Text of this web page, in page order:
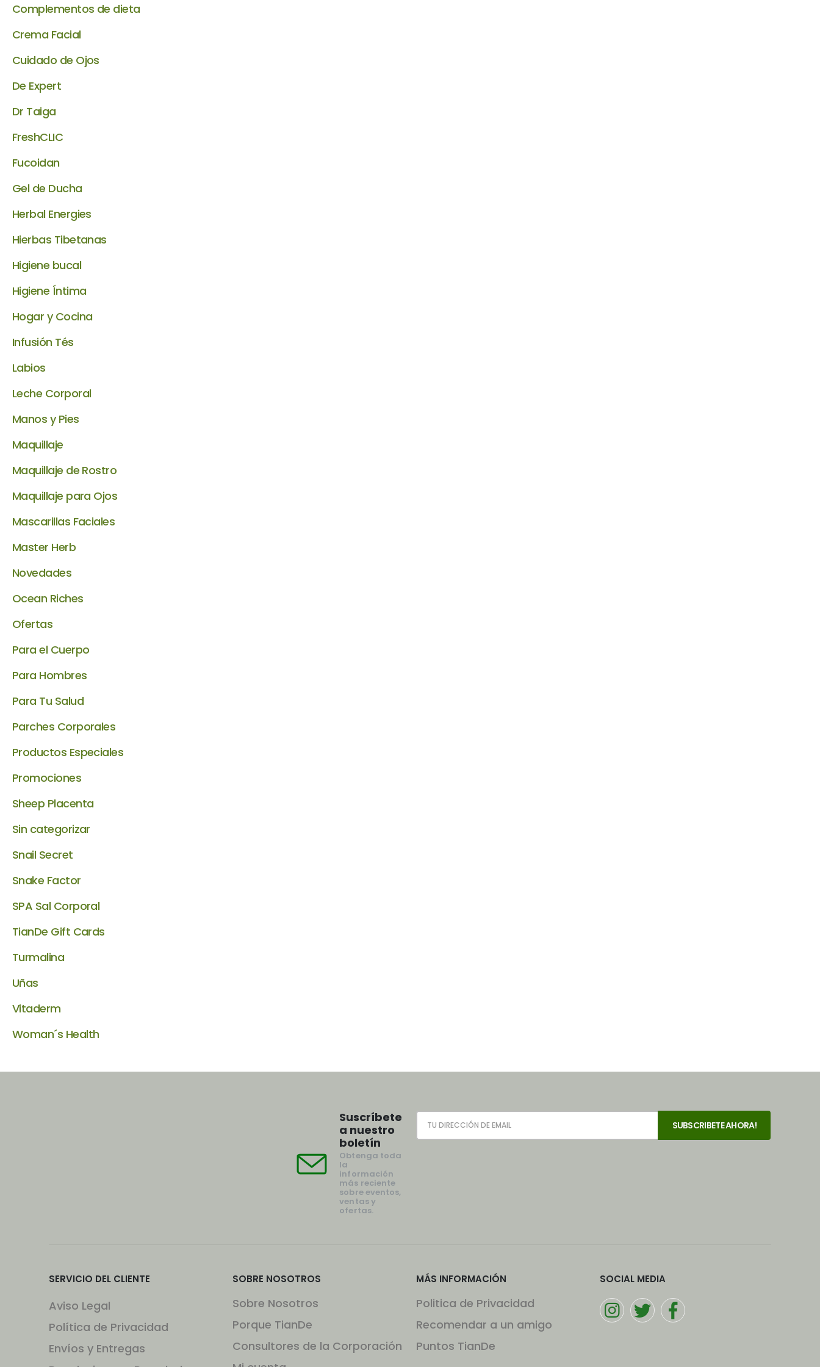
Complementos de dieta
Crema Facial
Cuidado de Ojos
De Expert
Dr Taiga
FreshCLIC
Fucoidan
Gel de Ducha
Herbal Energies
Hierbas Tibetanas
Higiene bucal
Higiene Íntima
Hogar y Cocina
Infusión Tés
Labios
Leche Corporal
Manos y Pies
Maquillaje
Maquillaje de Rostro
Maquillaje para Ojos
Mascarillas Faciales
Master Herb
Novedades
Ocean Riches
Ofertas
Para el Cuerpo
Para Hombres
Para Tu Salud
Parches Corporales
Productos Especiales
Promociones
Sheep Placenta
Sin categorizar
Snail Secret
Snake Factor
SPA Sal Corporal
TianDe Gift Cards
Turmalina
Uñas
Vitaderm
Woman´s Health
Suscríbete
a nuestro
boletín
Obtenga toda
la
información
más reciente
sobre eventos,
ventas y
ofertas.
SERVICIO DEL CLIENTE
Aviso Legal
Política de Privacidad
Envíos y Entregas
SOBRE NOSOTROS
Sobre Nosotros
Porque TianDe
Consultores de la Corporación
MÁS INFORMACIÓN
Politica de Privacidad
Recomendar a un amigo
Puntos TianDe
SOCIAL MEDIA